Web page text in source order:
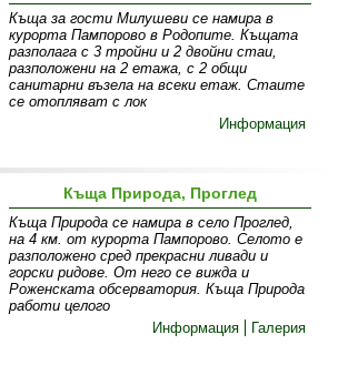
Къща за гости Милушеви се намира в
курорта Пампорово в Родопите. Къщата
разполага с 3 тройни и 2 двойни стаи,
разположени на 2 етажа, с 2 общи
санитарни възела на всеки етаж. Стаите
се отопляват с лок
Информация
Къща Природа, Проглед
Къща Природа се намира в село Проглед,
на 4 км. от курорта Пампорово. Селото е
разположено сред прекрасни ливади и
горски ридове. От него се вижда и
Роженската обсерватория. Къща Природа
работи целого
Информация
Галерия